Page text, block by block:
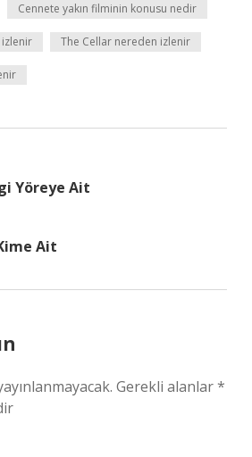
Cennete yakın filminin konusu nedir
The Cellar nereden izlenir
Yöreye Ait
Ait
Gerekli alanlar*